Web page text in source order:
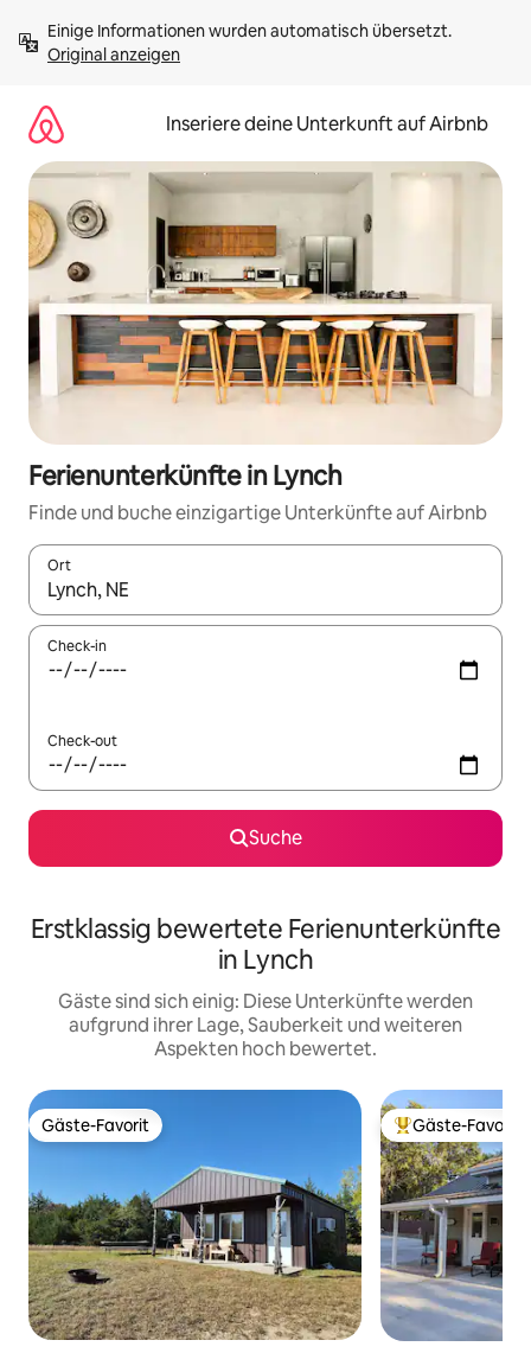
Inhalten
springenOriginal anzeigen
Inseriere deine Unterkunft auf Airbnb
Ferienunterkünfte in Lynch
Finde und buche einzigartige Unterkünfte auf Airbnb
Ort
Wenn Ergebnisse verfügbar sind, navigiere mit den
Check-in
Check-out
Suche
Erstklassig bewertete Ferienunterkünfte
in Lynch
Gäste sind sich einig: Diese Unterkünfte werden
aufgrund ihrer Lage, Sauberkeit und weiteren
Aspekten hoch bewertet.
Gäste-Favorit
Gäste-Favorit Beliebter Gäste-
Gäste-Favorit